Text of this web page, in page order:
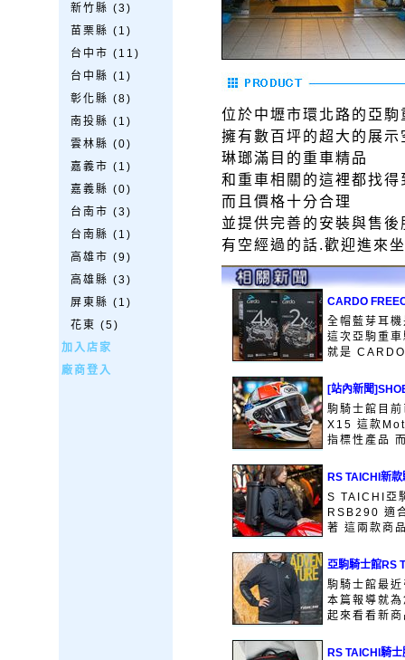
新竹縣 (3)
苗栗縣 (1)
台中市 (11)
台中縣 (1)
彰化縣 (8)
南投縣 (1)
雲林縣 (0)
嘉義市 (1)
嘉義縣 (0)
台南市 (3)
台南縣 (1)
高雄市 (9)
高雄縣 (3)
屏東縣 (1)
花東 (5)
加入店家
廠商登入
位於中壢市環北路的亞駒
擁有數百坪的超大的展示
琳瑯滿目的重車精品
和重車相關的這裡都找得
而且價格十分合理
並提供完善的安裝與售後
有空經過的話.歡迎進來
CARDO
全帽藍芽耳
這次亞駒重
就是
[站內新聞
駒騎士館目
X15 這款
指標性產品
RS TAICHI新
S TAICHI亞
RSB290 適
著 這兩款商
亞駒騎士館RS
駒騎士館最
本篇報導就
起來看看新
RS TAICHI騎